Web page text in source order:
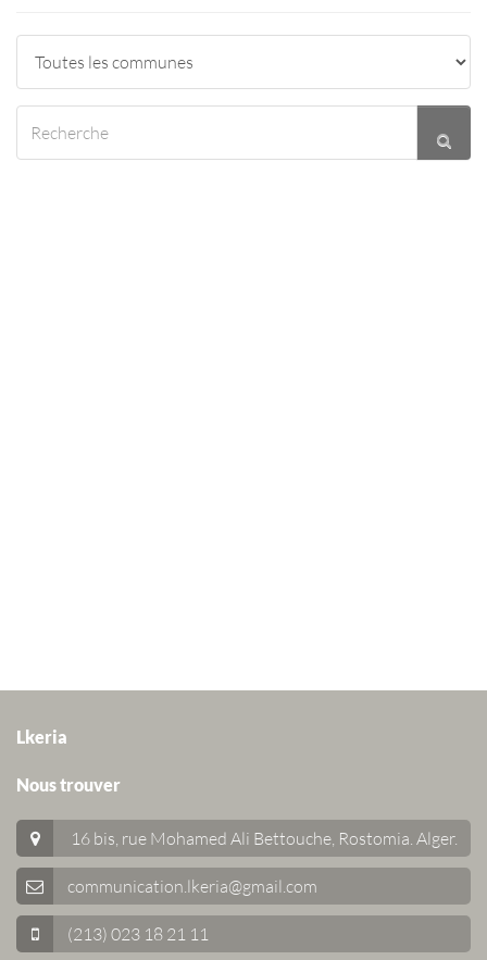
Lkeria
Nous trouver
16 bis, rue Mohamed Ali Bettouche, Rostomia. Alger.
communication.lkeria@gmail.com
(213) 023 18 21 11